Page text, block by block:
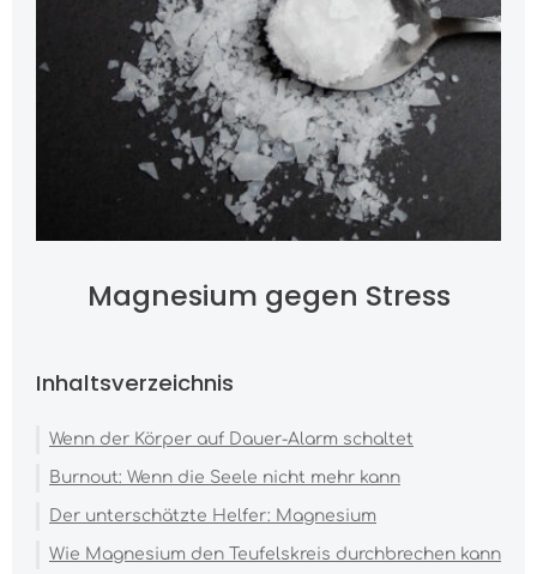
Magnesium gegen Stress
Inhaltsverzeichnis
Wenn der Körper auf Dauer-Alarm schaltet
Burnout: Wenn die Seele nicht mehr kann
Der unterschätzte Helfer: Magnesium
Wie Magnesium den Teufelskreis durchbrechen kann